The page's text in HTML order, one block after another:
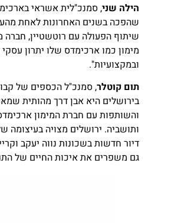
הילה שני, סמנכ"לית אשראי
שהפכה בשנים האחרונות לאחת
שיתוף הפעולה עם רוטשטיין, חברה
מימון כמו ארכימדס שלו יתרון
ובמקצועיות".
תום קוטלר, סמנכ"ל הכספים של
בירושלים היא אבן דרך מהותית
והשותפות עם חברת המימון
ותושביה. ירושלים מצויה
דיור חדשות בשכונות נווה יעקב
גם משפרים את איכות החיים של